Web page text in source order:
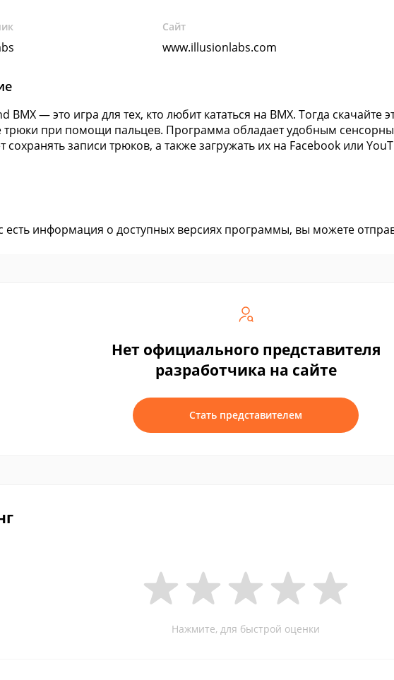
Сайт
www.illusionlabs.com
BMX — это игра для тех, кто любит кататься на BMX. Тогда скачайте
при помощи пальцев. Программа обладает удобным
сохранять записи трюков, а также загружать их на Facebook или
есть информация о доступных версиях программы, вы можете
Нет официального представителя
разработчика на сайте
Стать представителем
Нажмите, для быстрой оценки